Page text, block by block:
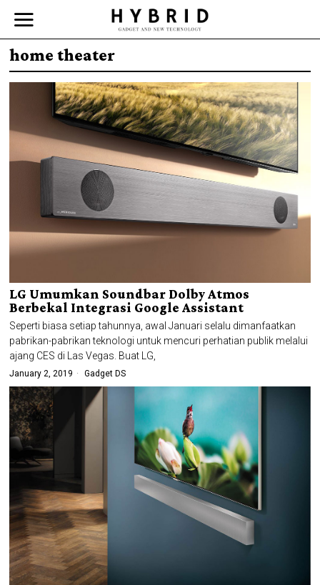
home theater
LG Umumkan Soundbar Dolby Atmos
Berbekal Integrasi Google Assistant
Seperti biasa setiap tahunnya, awal Januari selalu dimanfaatkan
pabrikan-pabrikan teknologi untuk mencuri perhatian publik melalui
ajang CES di Las Vegas. Buat LG,
January 2, 2019 Gadget DS